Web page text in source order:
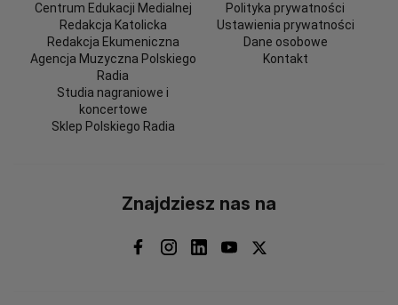
Centrum Edukacji Medialnej
Redakcja Katolicka
Redakcja Ekumeniczna
Agencja Muzyczna Polskiego
Radia
Studia nagraniowe i
koncertowe
Sklep Polskiego Radia
Polityka prywatności
Ustawienia prywatności
Dane osobowe
Kontakt
Znajdziesz nas na